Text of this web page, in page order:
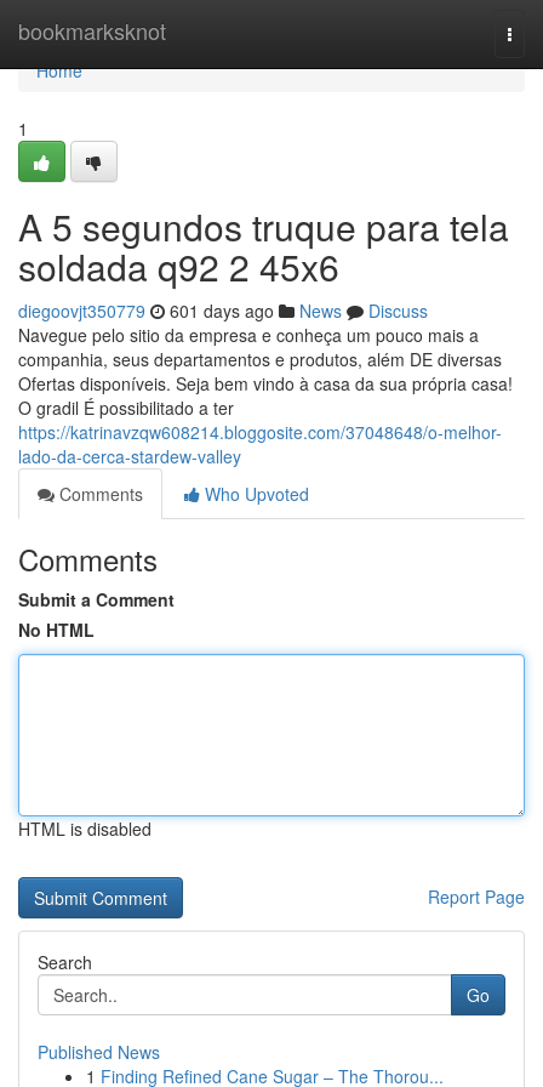
bookmarksknot
Home
Home
1
A 5 segundos truque para tela
soldada q92 2 45x6
diegoovjt350779 601 days ago News
Discuss
Navegue pelo sitio da empresa e conheça um pouco mais a
companhia, seus departamentos e produtos, além DE diversas
Ofertas disponíveis. Seja bem vindo à casa da sua própria casa!
O gradil É possibilitado a ter
https://katrinavzqw608214.bloggosite.com/37048648/o-melhor-
lado-da-cerca-stardew-valley
Comments
Who Upvoted
Comments
Submit a Comment
No HTML
HTML is disabled
Report Page
Search
Go
Published News
1 Finding Refined Cane Sugar – The Thorou...